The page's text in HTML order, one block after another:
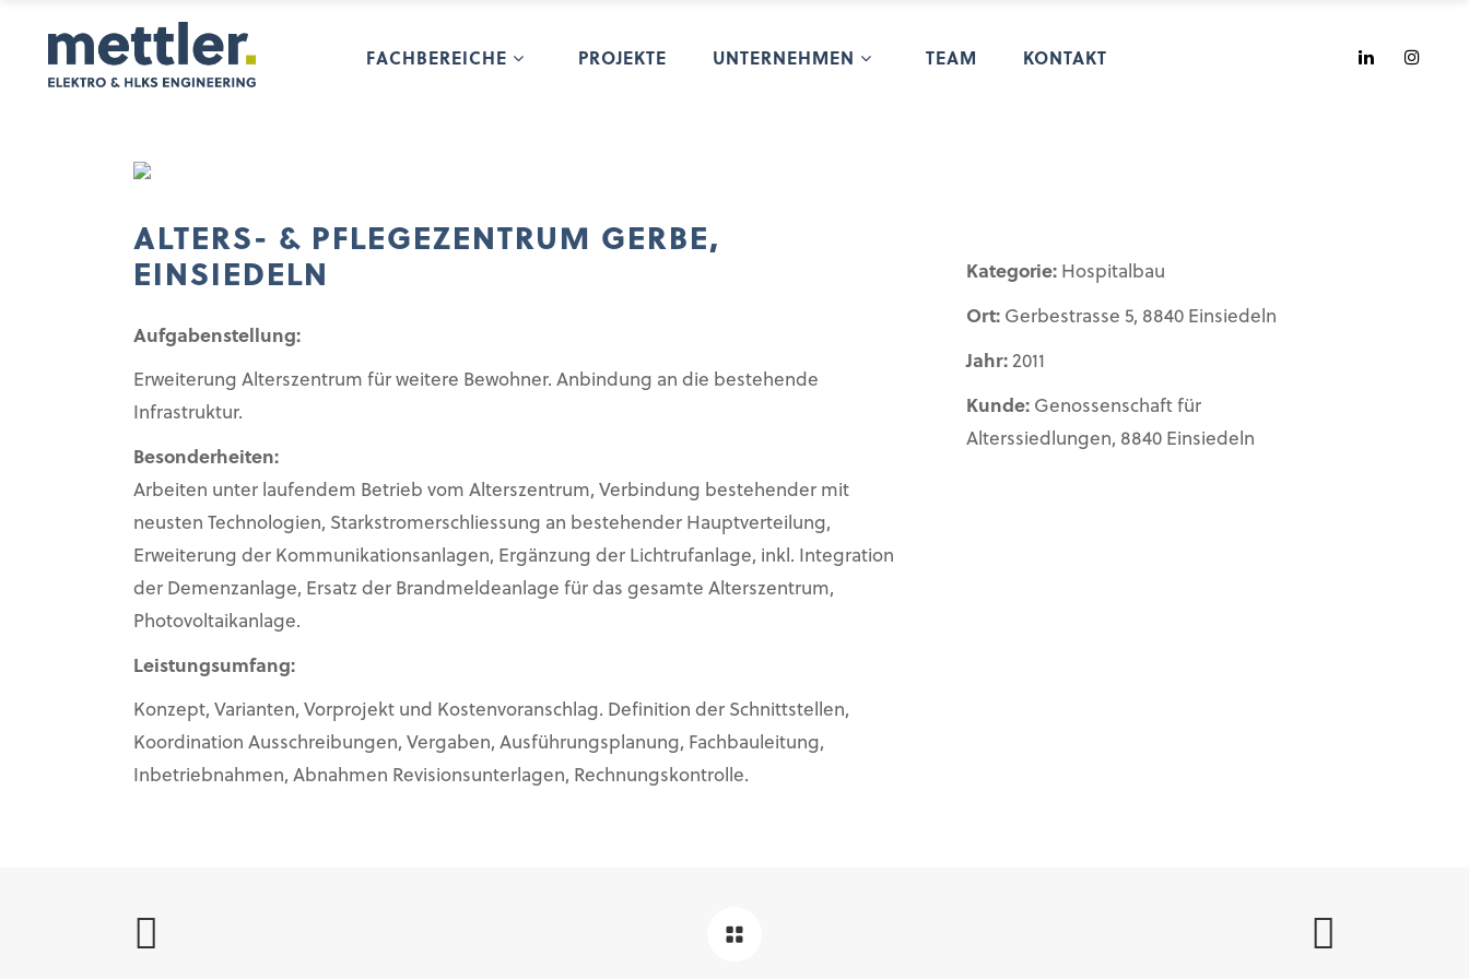
FACHBEREICHE PROJEKTE UNTERNEHMEN TEAM KONTAKT
ALTERS- & PFLEGEZENTRUM GERBE,
EINSIEDELN
Aufgabenstellung:
Erweiterung Alterszentrum für weitere Bewohner. Anbindung an die bestehende
Infrastruktur.
Besonderheiten:
Arbeiten unter laufendem Betrieb vom Alterszentrum, Verbindung bestehender mit
neusten Technologien, Starkstromerschliessung an bestehender Hauptverteilung,
Erweiterung der Kommunikationsanlagen, Ergänzung der Lichtrufanlage, inkl. Integration
der Demenzanlage, Ersatz der Brandmeldeanlage für das gesamte Alterszentrum,
Photovoltaikanlage.
Leistungsumfang:
Konzept, Varianten, Vorprojekt und Kostenvoranschlag. Definition der Schnittstellen,
Koordination Ausschreibungen, Vergaben, Ausführungsplanung, Fachbauleitung,
Inbetriebnahmen, Abnahmen Revisionsunterlagen, Rechnungskontrolle.
Kategorie: Hospitalbau
Ort: Gerbestrasse 5, 8840 Einsiedeln
Jahr: 2011
Kunde: Genossenschaft für
Alterssiedlungen, 8840 Einsiedeln